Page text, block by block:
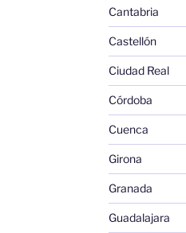
Cantabria
Castellón
Ciudad Real
Córdoba
Cuenca
Girona
Granada
Guadalajara